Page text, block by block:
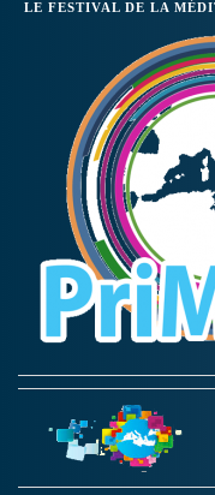
LE FESTIVAL DE LA